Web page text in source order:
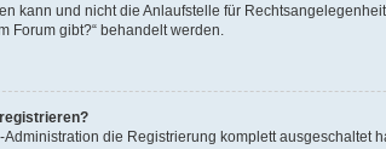
kann und nicht die Anlaufstelle für
Forum gibt?“ behandelt werden.
die Registrierung komplett